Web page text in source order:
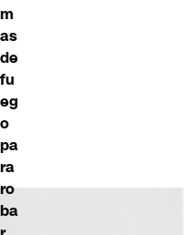
m
as
de
fu
eg
o
pa
ra
ro
ba